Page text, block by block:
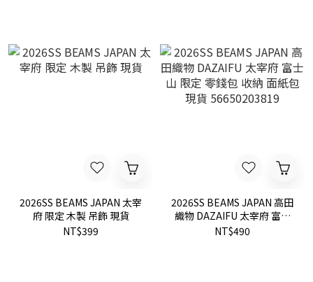
2026SS BEAMS JAPAN 太宰
府 限定 木製 吊飾 現貨
NT$399
2026SS BEAMS JAPAN 高田
織物 DAZAIFU 太宰府 富士
山 限定 零錢包 收納 面紙包
NT$490